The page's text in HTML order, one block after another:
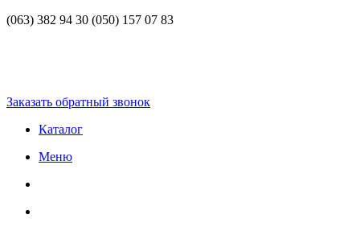
(063) 382 94 30 (050) 157 07 83
Заказать обратный звонок
Каталог
Меню